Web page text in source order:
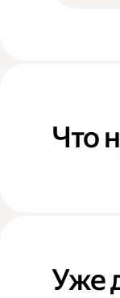
Что
Уже